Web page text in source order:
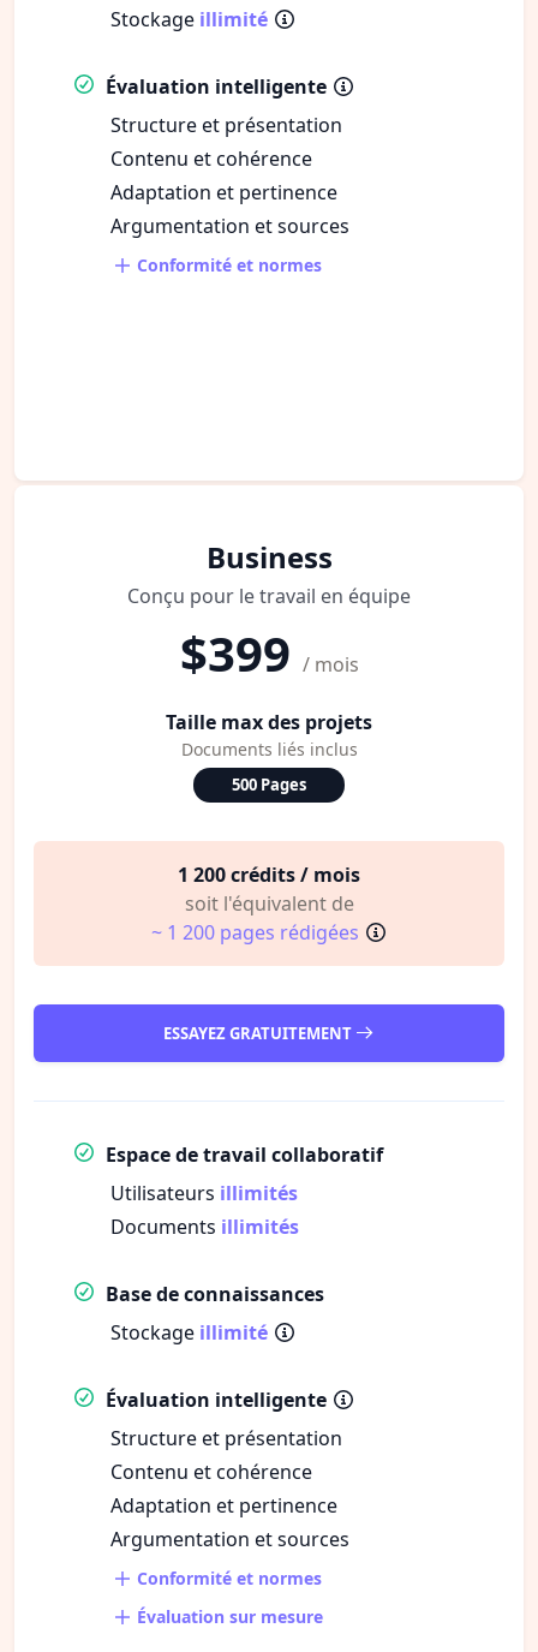
Stockage illimité
Évaluation intelligente
Structure et présentation
Contenu et cohérence
Adaptation et pertinence
Argumentation et sources
Conformité et normes
Business
Conçu pour le travail en équipe
$399 / mois
Taille max des projets
Documents liés inclus
500 Pages
1 200 crédits / mois
soit l'équivalent de
~ 1 200 pages rédigées
ESSAYEZ GRATUITEMENT
Espace de travail collaboratif
Utilisateurs illimités
Documents illimités
Base de connaissances
Stockage illimité
Évaluation intelligente
Structure et présentation
Contenu et cohérence
Adaptation et pertinence
Argumentation et sources
Conformité et normes
Évaluation sur mesure